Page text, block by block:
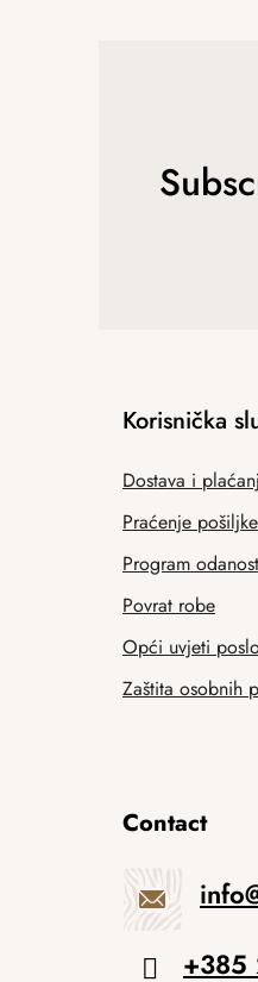
Korisnička
Dostava i
Praćenje pošiljke
Program
Povrat robe
Opći uvjeti
Zaštita osobnih
Contact
info
+385